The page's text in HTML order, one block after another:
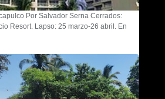
Por Salvador Serna Cerrados:
Resort. Lapso: 25 marzo-26 abril. En